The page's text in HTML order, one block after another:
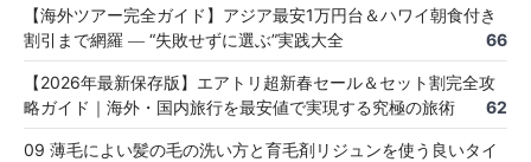
【海外ツアー完全ガイド】アジア最安1万円台＆ハワイ朝食付き
割引まで網羅 ― “失敗せずに選ぶ”実践大全
66
【2026年最新保存版】エアトリ超新春セール＆セット割完全攻
略ガイド｜海外・国内旅行を最安値で実現する究極の旅術
62
09 薄毛によい髪の毛の洗い方と育毛剤リジュンを使う良いタイ